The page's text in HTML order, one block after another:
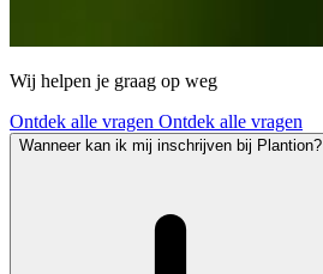
Wij helpen je graag op weg
Ontdek alle vragen Ontdek alle vragen
Wanneer kan ik mij inschrijven bij Plantion?